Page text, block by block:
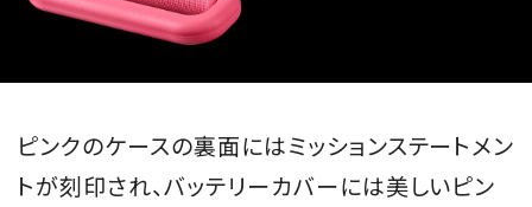
ピンクのケースの裏面にはミッションステートメン
トが刻印され、バッテリーカバーには美しいピン